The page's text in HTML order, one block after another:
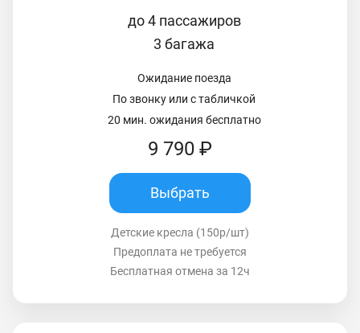
до 4 пассажиров
3 багажа
Ожидание поезда
По звонку или с табличкой
20 мин. ожидания бесплатно
9 790 ₽
Выбрать
Детские кресла (150р/шт)
Предоплата не требуется
Бесплатная отмена за 12ч